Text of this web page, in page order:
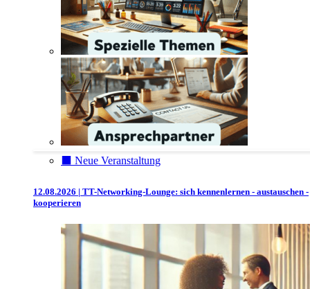
⬛️ Neue Veranstaltung
12.08.2026 | TT-Networking-Lounge: sich kennenlernen - austauschen -
kooperieren